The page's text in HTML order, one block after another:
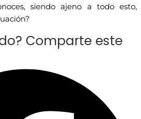
siendo ajeno a todo esto,
Comparte este